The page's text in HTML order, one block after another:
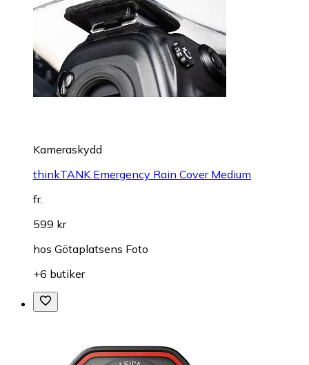
Kameraskydd
thinkTANK Emergency Rain Cover Medium
fr.
599 kr
hos Götaplatsens Foto
+6 butiker